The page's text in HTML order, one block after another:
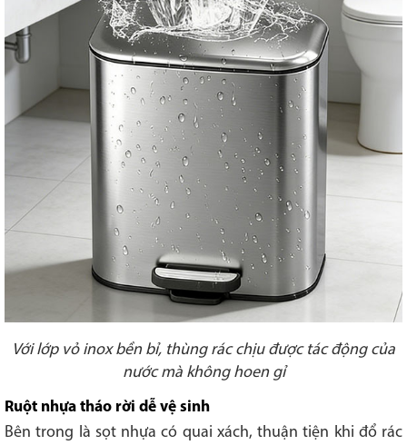
Với lớp vỏ inox bền bỉ, thùng rác chịu được tác động của
nước mà không hoen gỉ
Ruột nhựa tháo rời dễ vệ sinh
Bên trong là sọt nhựa có quai xách, thuận tiện khi đổ rác